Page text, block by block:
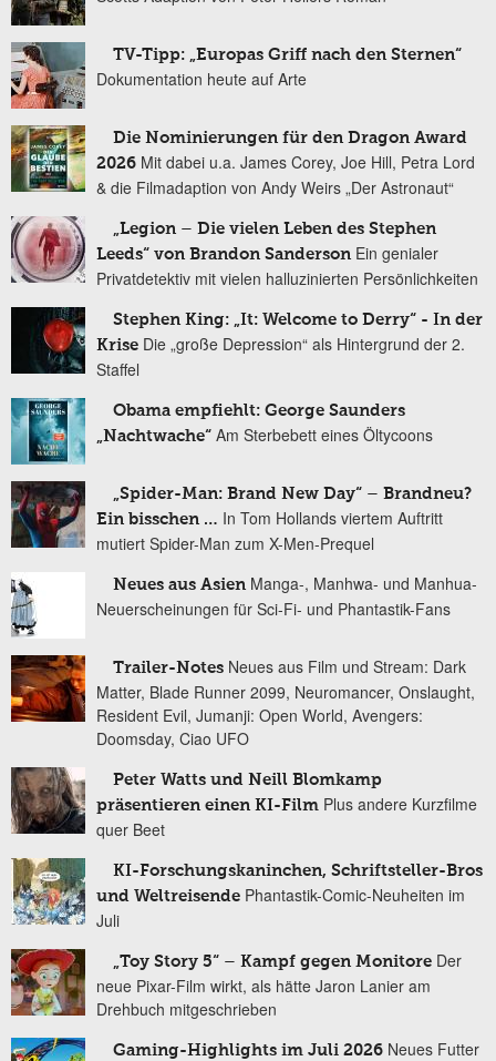
TV-Tipp: „Europas Griff nach den Sternen“
Dokumentation heute auf Arte
Die Nominierungen für den Dragon Award
2026 Mit dabei u.a. James Corey, Joe Hill, Petra Lord
& die Filmadaption von Andy Weirs „Der Astronaut“
„Legion – Die vielen Leben des Stephen
Leeds“ von Brandon Sanderson Ein genialer
Privatdetektiv mit vielen halluzinierten Persönlichkeiten
Stephen King: „It: Welcome to Derry“ - In der
Krise Die „große Depression“ als Hintergrund der 2.
Staffel
Obama empfiehlt: George Saunders
„Nachtwache“ Am Sterbebett eines Öltycoons
„Spider-Man: Brand New Day“ – Brandneu?
Ein bisschen … In Tom Hollands viertem Auftritt
mutiert Spider-Man zum X-Men-Prequel
Neues aus Asien Manga-, Manhwa- und Manhua-
Neuerscheinungen für Sci-Fi- und Phantastik-Fans
Trailer-Notes Neues aus Film und Stream: Dark
Matter, Blade Runner 2099, Neuromancer, Onslaught,
Resident Evil, Jumanji: Open World, Avengers:
Doomsday, Ciao UFO
Peter Watts und Neill Blomkamp
präsentieren einen KI-Film Plus andere Kurzfilme
quer Beet
KI-Forschungskaninchen, Schriftsteller-Bros
und Weltreisende Phantastik-Comic-Neuheiten im
Juli
„Toy Story 5“ – Kampf gegen Monitore Der
neue Pixar-Film wirkt, als hätte Jaron Lanier am
Drehbuch mitgeschrieben
Gaming-Highlights im Juli 2026 Neues Futter